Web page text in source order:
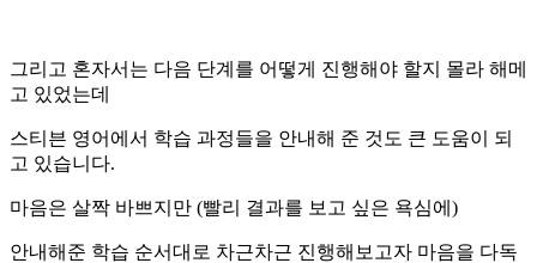
그리고 혼자서는 다음 단계를 어떻게 진행해야 할지 몰라 해메
고 있었는데
스티븐 영어에서 학습 과정들을 안내해 준 것도 큰 도움이 되
고 있습니다.
마음은 살짝 바쁘지만 (빨리 결과를 보고 싶은 욕심에)
안내해준 학습 순서대로 차근차근 진행해보고자 마음을 다독